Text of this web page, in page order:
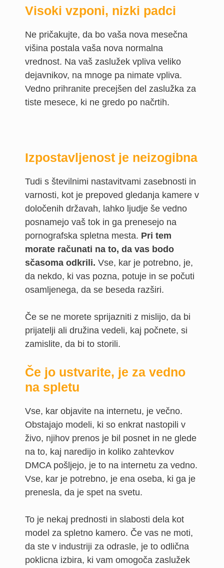
Visoki vzponi, nizki padci
Ne pričakujte, da bo vaša nova mesečna
višina postala vaša nova normalna
vrednost. Na vaš zaslužek vpliva veliko
dejavnikov, na mnoge pa nimate vpliva.
Vedno prihranite precejšen del zaslužka za
tiste mesece, ki ne gredo po načrtih.
Izpostavljenost je neizogibna
Tudi s številnimi nastavitvami zasebnosti in
varnosti, kot je prepoved gledanja kamere v
določenih državah, lahko ljudje še vedno
posnamejo vaš tok in ga prenesejo na
pornografska spletna mesta. Pri tem
morate računati na to, da vas bodo
sčasoma odkrili. Vse, kar je potrebno, je,
da nekdo, ki vas pozna, potuje in se počuti
osamljenega, da se beseda razširi.
Če se ne morete sprijazniti z mislijo, da bi
prijatelji ali družina vedeli, kaj počnete, si
zamislite, da bi to storili.
Če jo ustvarite, je za vedno
na spletu
Vse, kar objavite na internetu, je večno.
Obstajajo modeli, ki so enkrat nastopili v
živo, njihov prenos je bil posnet in ne glede
na to, kaj naredijo in koliko zahtevkov
DMCA pošljejo, je to na internetu za vedno.
Vse, kar je potrebno, je ena oseba, ki ga je
prenesla, da je spet na svetu.
To je nekaj prednosti in slabosti dela kot
model za spletno kamero. Če vas ne moti,
da ste v industriji za odrasle, je to odlična
poklicna izbira, ki vam omogoča zaslužek